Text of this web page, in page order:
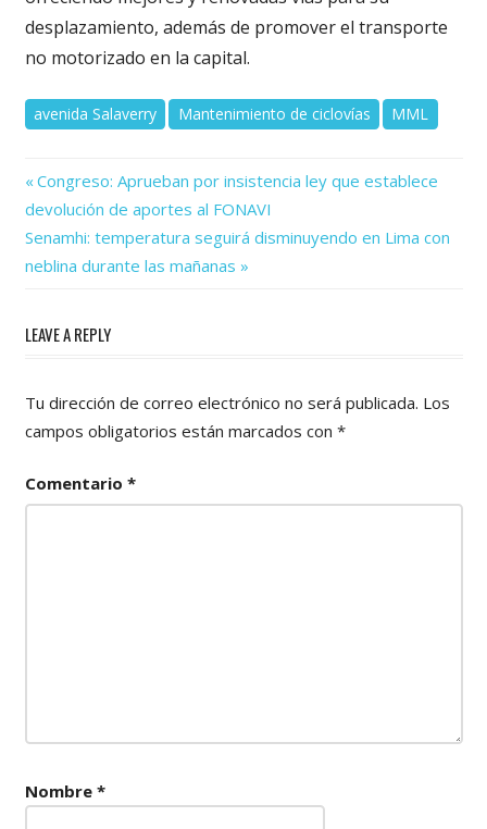
desplazamiento, además de promover el transporte
no motorizado en la capital.
avenida Salaverry Mantenimiento de ciclovías MML
Navegación
de
entradas
Previous
Post:
Congreso: Aprueban por insistencia ley que establece
devolución de aportes al FONAVI
Next
Post:
Senamhi: temperatura seguirá disminuyendo en Lima con
neblina durante las mañanas
LEAVE A REPLY
Tu dirección de correo electrónico no será publicada. Los
campos obligatorios están marcados con *
Comentario *
Nombre *